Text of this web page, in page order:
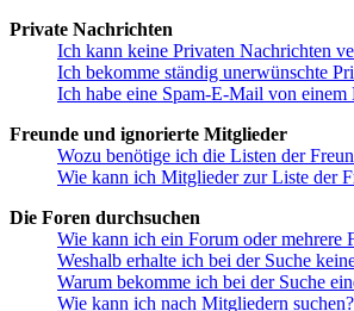
Private Nachrichten
Ich kann keine Privaten Nachrichten
Ich bekomme ständig unerwünschte
Ich habe eine Spam-E-Mail von
Freunde und ignorierte Mitglieder
Wozu benötige ich die Listen der
Wie kann ich Mitglieder zur Liste der
Die Foren durchsuchen
Wie kann ich ein Forum oder mehrere
Weshalb erhalte ich bei der Suche
Warum bekomme ich bei der Suche
Wie kann ich nach Mitgliedern suchen?